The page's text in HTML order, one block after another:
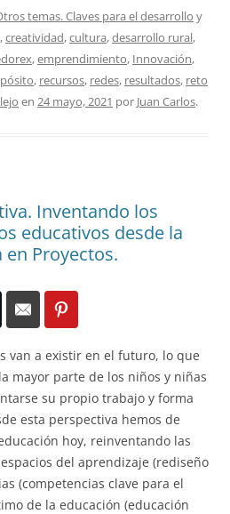
temas. Claves para el desarrollo y
,creatividad,cultura,desarrollo rural,
,emprendimiento, Innovación,
, recursos, redes, resultados, reto
en 24 mayo, 2021 por Juan Carlos.
Inventando los
educativos desde la
en Proyectos.
van a existir en el futuro, lo que
mayor parte de los niños y niñas
su propio trabajo y forma
esta perspectiva hemos de
hoy, reinventando las
del aprendizaje (rediseño
(competencias clave para el
de la educación (educación